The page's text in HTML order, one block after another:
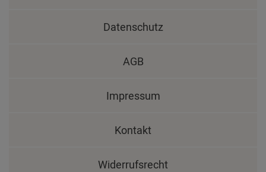
Datenschutz
AGB
Impressum
Kontakt
Widerrufsrecht